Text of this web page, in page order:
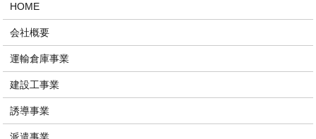
HOME
会社概要
運輸倉庫事業
建設工事業
誘導事業